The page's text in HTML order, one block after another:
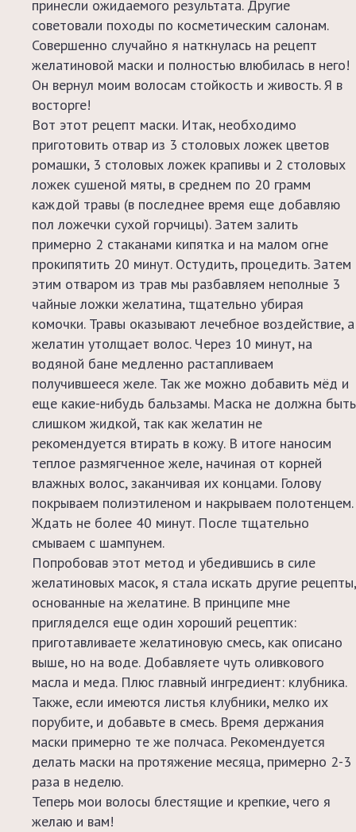
—
лунный
календарь
на
каждый
этого
месяца
необходимыми
рекомендациями!
принесли ожидаемого результата. Другие
советовали походы по косметическим салонам.
Совершенно случайно я наткнулась на рецепт
желатиновой маски и полностью влюбилась в него!
Он вернул моим волосам стойкость и живость. Я в
восторге!
Вот этот рецепт маски. Итак, необходимо
приготовить отвар из 3 столовых ложек цветов
ромашки, 3 столовых ложек крапивы и 2 столовых
ложек сушеной мяты, в среднем по 20 грамм
каждой травы (в последнее время еще добавляю
пол ложечки сухой горчицы). Затем залить
примерно 2 стаканами кипятка и на малом огне
прокипятить 20 минут. Остудить, процедить. Затем
этим отваром из трав мы разбавляем неполные 3
чайные ложки желатина, тщательно убирая
комочки. Травы оказывают лечебное воздействие, а
желатин утолщает волос. Через 10 минут, на
водяной бане медленно растапливаем
получившееся желе. Так же можно добавить мёд и
еще какие-нибудь бальзамы. Маска не должна быть
слишком жидкой, так как желатин не
рекомендуется втирать в кожу. В итоге наносим
теплое размягченное желе, начиная от корней
влажных волос, заканчивая их концами. Голову
покрываем полиэтиленом и накрываем полотенцем.
Ждать не более 40 минут. После тщательно
смываем с шампунем.
Попробовав этот метод и убедившись в силе
желатиновых масок, я стала искать другие рецепты,
основанные на желатине. В принципе мне
пригляделся еще один хороший рецептик:
приготавливаете желатиновую смесь, как описано
выше, но на воде. Добавляете чуть оливкового
масла и меда. Плюс главный ингредиент: клубника.
Также, если имеются листья клубники, мелко их
порубите, и добавьте в смесь. Время держания
маски примерно те же полчаса. Рекомендуется
делать маски на протяжение месяца, примерно 2-3
раза в неделю.
Теперь мои волосы блестящие и крепкие, чего я
желаю и вам!